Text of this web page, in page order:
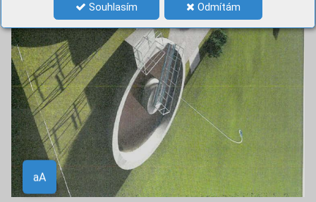
Souhlasím Odmítám